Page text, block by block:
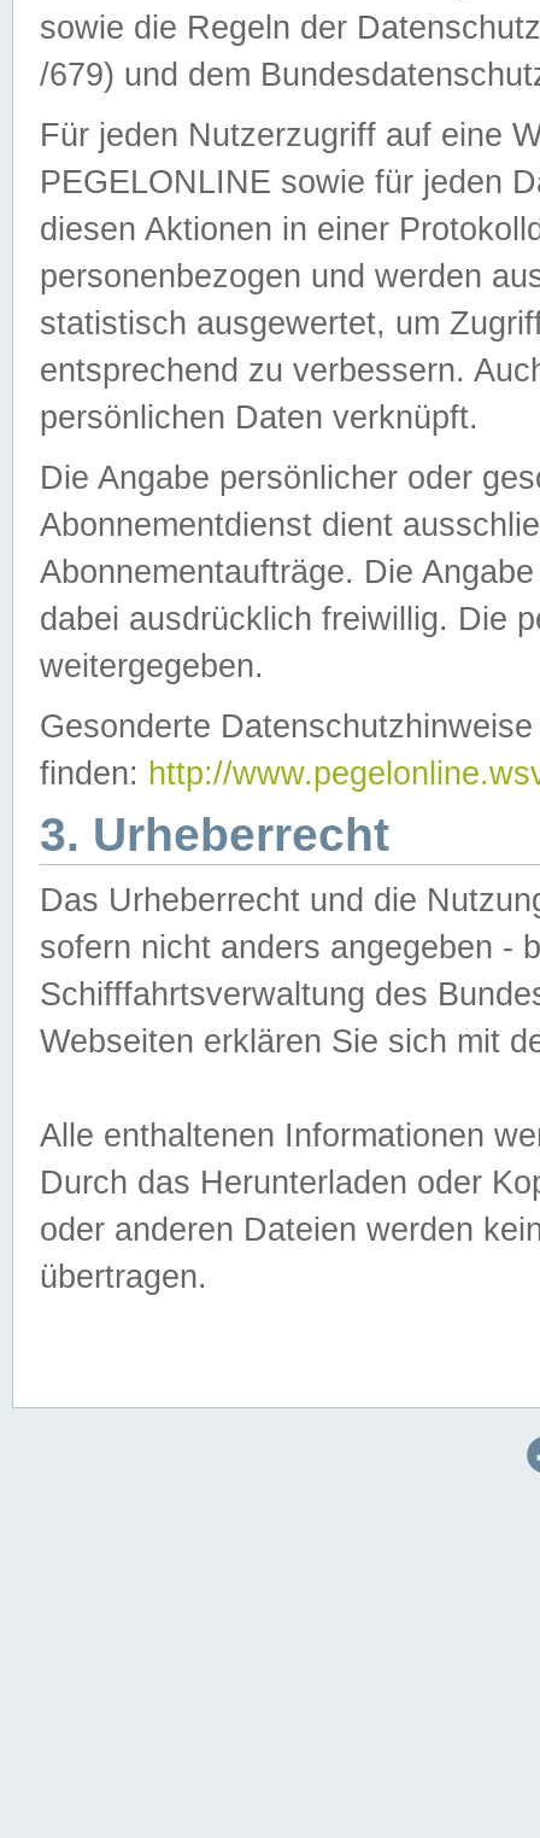
sowie die Regeln der
/679) und dem
Für jeden Nutzerzugriff auf eine
PEGELONLINE sowie für jeden
diesen Aktionen in einer
personenbezogen und werden
statistisch ausgewertet, um
entsprechend zu verbessern.
persönlichen Daten verknüpft.
Die Angabe persönlicher oder
Abonnementdienst dient
Abonnementaufträge. Die
dabei ausdrücklich freiwillig. Die
weitergegeben.
Gesonderte
finden: http://
3. Urheberrecht
Das Urheberrecht und die
sofern nicht anders angegeben -
Schifffahrtsverwaltung des
Webseiten erklären Sie sich mit
Alle enthaltenen Informationen
Durch das Herunterladen oder
oder anderen Dateien werden
übertragen.